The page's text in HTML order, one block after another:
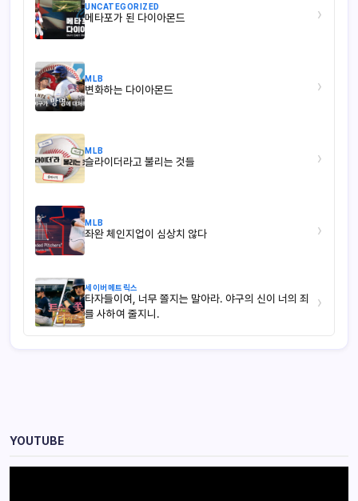
UNCATEGORIZED
메타포가 된 다이아몬드 ›
MLB
변화하는 다이아몬드 ›
MLB
슬라이더라고 불리는 것들 ›
MLB
좌완 체인지업이 심상치 않다 ›
세이버메트릭스
타자들이여, 너무 쫄지는 말아라. 야구의 신이 너의 죄
를 사하여 줄지니.
›
YOUTUBE